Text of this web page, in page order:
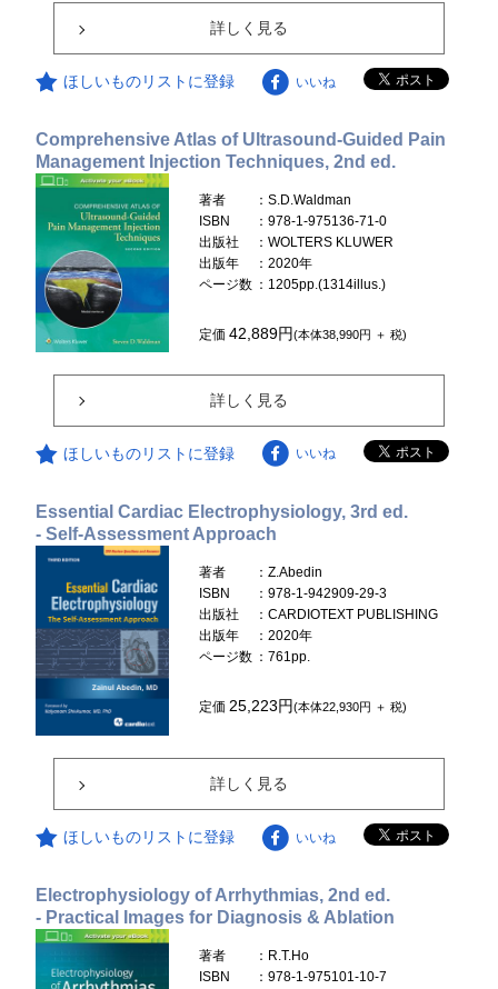
詳しく見る
ほしいものリストに登録 いいね
Comprehensive Atlas of Ultrasound-Guided Pain
Management Injection Techniques, 2nd ed.
著者
：S.D.Waldman
ISBN
：978-1-975136-71-0
出版社
：WOLTERS KLUWER
出版年
：2020年
ページ数 ：1205pp.(1314illus.)
定価42,889円(本体38,990円 ＋ 税)
詳しく見る
ほしいものリストに登録 いいね
Essential Cardiac Electrophysiology, 3rd ed.
- Self-Assessment Approach
著者
：Z.Abedin
ISBN
：978-1-942909-29-3
出版社
：CARDIOTEXT PUBLISHING
出版年
：2020年
ページ数 ：761pp.
定価 25,223円(本体22,930円 ＋ 税)
詳しく見る
ほしいものリストに登録 いいね
Electrophysiology of Arrhythmias, 2nd ed.
- Practical Images for Diagnosis & Ablation
著者
：R.T.Ho
ISBN
：978-1-975101-10-7